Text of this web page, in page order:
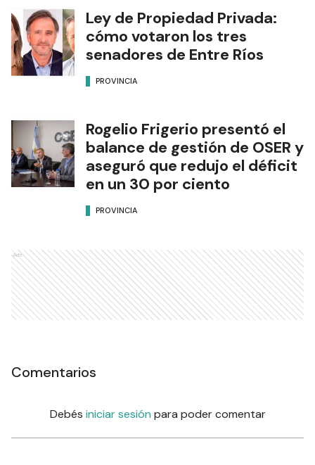
Ley de Propiedad Privada:
cómo votaron los tres
senadores de Entre Ríos
PROVINCIA
Rogelio Frigerio presentó el
balance de gestión de OSER y
aseguró que redujo el déficit
en un 30 por ciento
PROVINCIA
Ads
Comentarios
Debés iniciar sesión para poder comentar